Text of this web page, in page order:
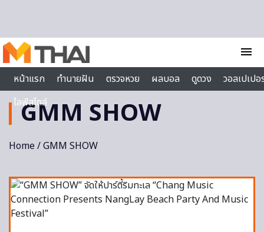
menu
หน้าแรก
ทำนายฝัน ตรวจหวย ผลบอล ดูดวง
วอลเปเป
ไลฟ์สไตล์
GMM SHOW
Home/ GMM SHOW